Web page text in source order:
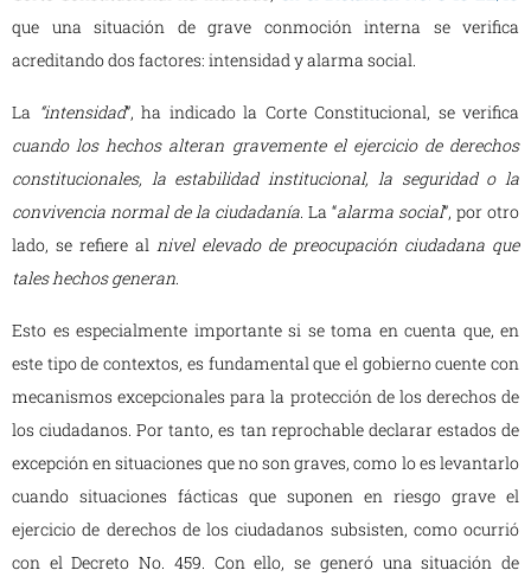
que una situación de grave conmoción interna se verifica
acreditando dos factores: intensidad y alarma social.
La “intensidad”, ha indicado la Corte Constitucional, se verifica
cuando los hechos alteran gravemente el ejercicio de derechos
constitucionales, la estabilidad institucional, la seguridad o la
convivencia normal de la ciudadanía. La “alarma social”, por otro
lado, se refiere al nivel elevado de preocupación ciudadana que
tales hechos generan.
Esto es especialmente importante si se toma en cuenta que, en
este tipo de contextos, es fundamental que el gobierno cuente con
mecanismos excepcionales para la protección de los derechos de
los ciudadanos. Por tanto, es tan reprochable declarar estados de
excepción en situaciones que no son graves, como lo es levantarlo
cuando situaciones fácticas que suponen en riesgo grave el
ejercicio de derechos de los ciudadanos subsisten, como ocurrió
con el Decreto No. 459. Con ello, se generó una situación de